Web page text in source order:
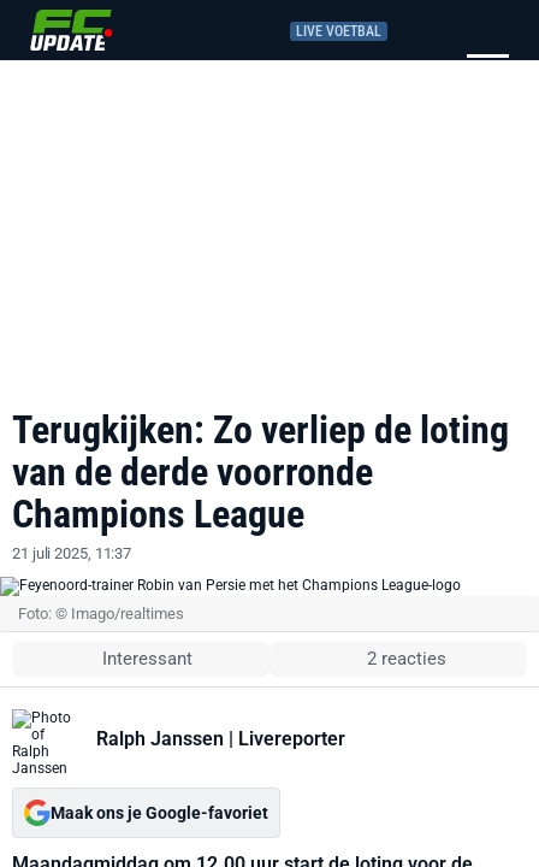
LIVE VOETBAL
Terugkijken: Zo verliep de loting
van de derde voorronde
Champions League
21 juli 2025, 11:37
Foto: © Imago/realtimes
Interessant 2 reacties
Ralph Janssen | Livereporter
Maak ons je Google-favoriet